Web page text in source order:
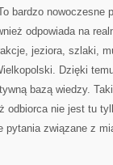
bardzo nowoczesne
odpowiada na
jeziora, szlaki,
Dzięki
bazą wiedzy.
odbiorca nie jest tu
pytania związane z